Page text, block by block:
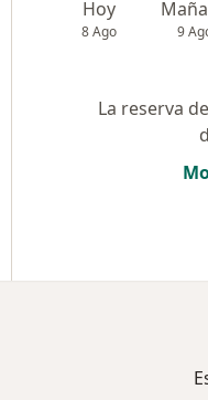
Hoy
8 Ago 9
La reserva